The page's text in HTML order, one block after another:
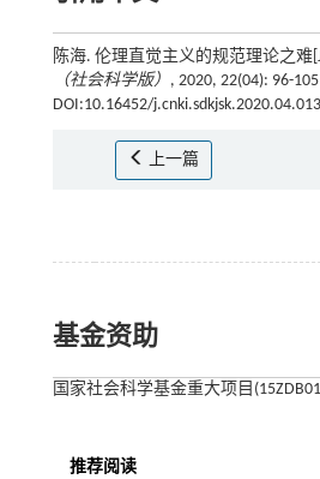
陈海. 伦理直觉主义的规范理论之难
（社会科学版） , 2020, 22(04): 96-105
DOI:10.16452/j.cnki.sdkjsk.2020.04.013
上一篇
基金资助
国家社会科学基金重大项目